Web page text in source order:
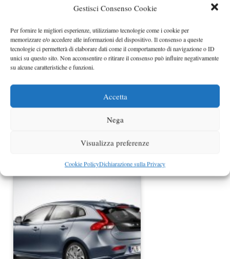
Gestisci Consenso Cookie
Per fornire le migliori esperienze, utilizziamo tecnologie come i cookie per
memorizzare e/o accedere alle informazioni del dispositivo. Il consenso a queste
tecnologie ci permetterà di elaborare dati come il comportamento di navigazione o ID
unici su questo sito. Non acconsentire o ritirare il consenso può influire negativamente
su alcune caratteristiche e funzioni.
Accetta
Nega
Visualizza preferenze
Cookie PolicyDichiarazione sulla Privacy
definitiva?
ufficiali